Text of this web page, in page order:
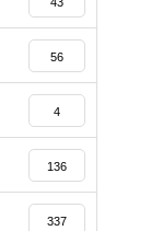
56
4
136
337